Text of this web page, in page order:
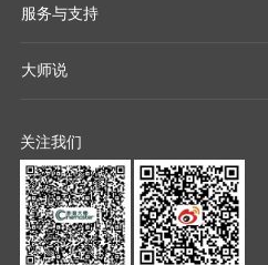
服务与支持
大师说
关注我们